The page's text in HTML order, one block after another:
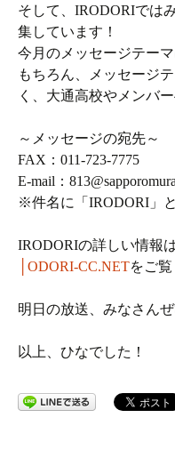
そして、IRODORIでは
集しています！
今月のメッセージテー
もちろん、メッセージ
く、大通高校やメンバ
～メッセージの宛先～
FAX：011-723-7775
E-mail：
※件名に「IRODORI」
IRODORIの詳しい情報
│ODORI-CC.NETをご覧
明日の放送、みなさん
以上、ひなでした！